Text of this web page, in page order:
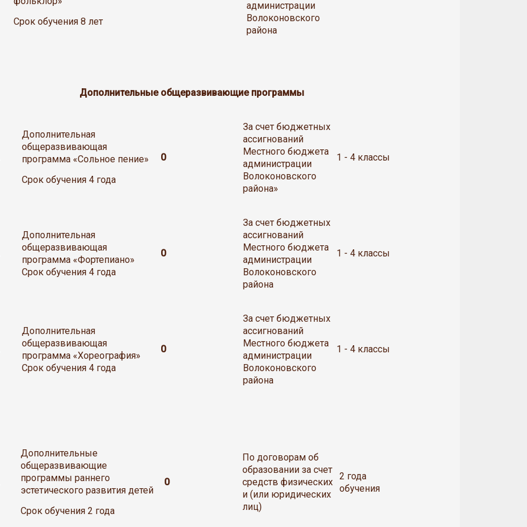
Срок обучения 8 лет
администрации
Волоконовского
района
Дополнительные общеразвивающие программы
Дополнительная
общеразвивающая
программа «Сольное пение»
Срок обучения 4 года
0
За счет бюджетных
ассигнований
Местного бюджета
администрации
Волоконовского
района»
1 - 4 классы
Дополнительная
общеразвивающая
программа «Фортепиано»
Срок обучения 4 года
0
За счет бюджетных
ассигнований
Местного бюджета
администрации
Волоконовского
района
1 - 4 классы
Дополнительная
общеразвивающая
программа «Хореография»
Срок обучения 4 года
0
За счет бюджетных
ассигнований
Местного бюджета
администрации
Волоконовского
района
1 - 4 классы
Дополнительные
общеразвивающие
программы раннего
эстетического развития детей
Срок обучения 2 года
0
По договорам об
образовании за счет
средств физических
и (или юридических
лиц)
2 года
обучения